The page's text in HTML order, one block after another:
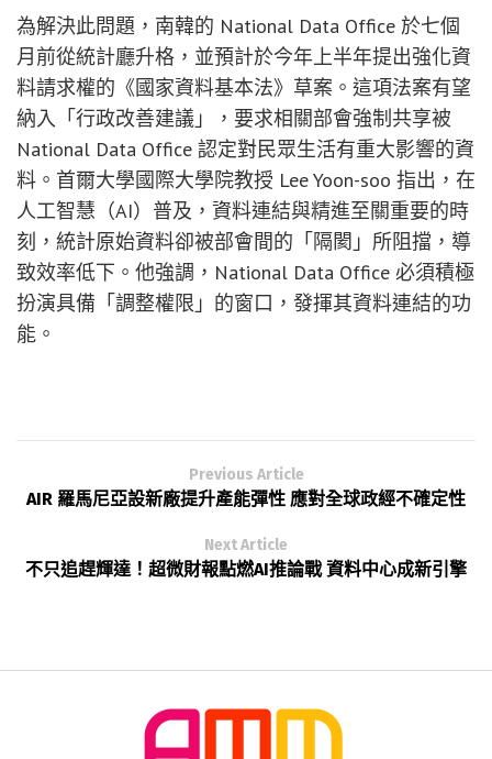
為解決此問題，南韓的 National Data Office 於七個
月前從統計廳升格，並預計於今年上半年提出強化資
料請求權的《國家資料基本法》草案。這項法案有望
納入「行政改善建議」，要求相關部會強制共享被
National Data Office 認定對民眾生活有重大影響的資
料。首爾大學國際大學院教授 Lee Yoon-soo 指出，在
人工智慧（AI）普及，資料連結與精進至關重要的時
刻，統計原始資料卻被部會間的「隔閡」所阻擋，導
致效率低下。他強調，National Data Office 必須積極
扮演具備「調整權限」的窗口，發揮其資料連結的功
能。
Previous Article
AIR 羅馬尼亞設新廠提升產能彈性 應對全球政經不確定性
Next Article
不只追趕輝達！超微財報點燃AI推論戰 資料中心成新引擎